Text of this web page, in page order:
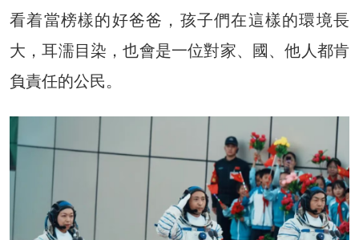
看着當榜樣的好爸爸，孩子們在這樣的環境長
大，耳濡目染，也會是一位對家、國、他人都肯
負責任的公民。